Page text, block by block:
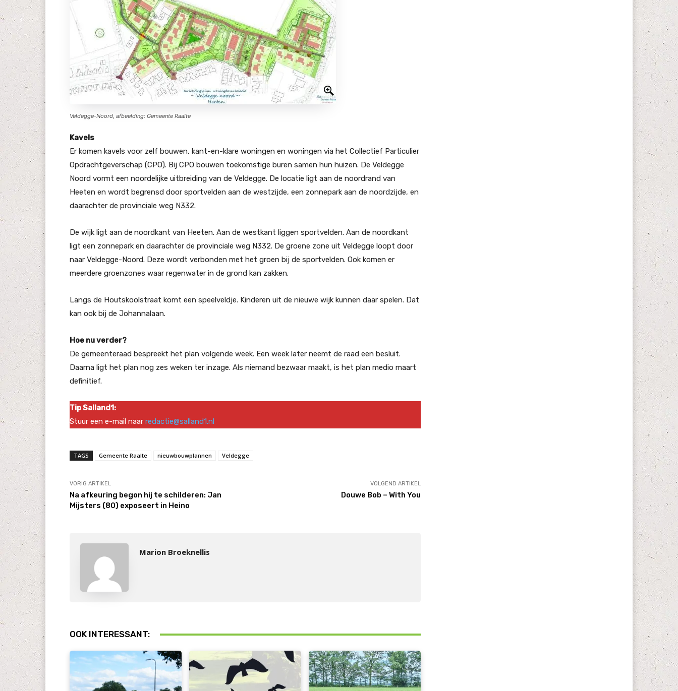
Veldegge-Noord, afbeelding: Gemeente Raalte
Kavels
Er komen kavels voor zelf bouwen, kant-en-klare woningen en woningen via het Collectief Particulier
Opdrachtgeverschap (CPO). Bij CPO bouwen toekomstige buren samen hun huizen. De Veldegge
Noord vormt een noordelijke uitbreiding van de Veldegge. De locatie ligt aan de noordrand van
Heeten en wordt begrensd door sportvelden aan de westzijde, een zonnepark aan de noordzijde, en
daarachter de provinciale weg N332.
De wijk ligt aan de noordkant van Heeten. Aan de westkant liggen sportvelden. Aan de noordkant
ligt een zonnepark en daarachter de provinciale weg N332. De groene zone uit Veldegge loopt door
naar Veldegge-Noord. Deze wordt verbonden met het groen bij de sportvelden. Ook komen er
meerdere groenzones waar regenwater in de grond kan zakken.
Langs de Houtskoolstraat komt een speelveldje. Kinderen uit de nieuwe wijk kunnen daar spelen. Dat
kan ook bij de Johannalaan.
Hoe nu verder?
De gemeenteraad bespreekt het plan volgende week. Een week later neemt de raad een besluit.
Daarna ligt het plan nog zes weken ter inzage. Als niemand bezwaar maakt, is het plan medio maart
definitief.
Tip Salland1:
Stuur een e-mail naar redactie@salland1.nl
TAGS Gemeente Raalte nieuwbouwplannen Veldegge
VORIG ARTIKEL
Na afkeuring begon hij te schilderen: Jan
Mijsters (80) exposeert in Heino
VOLGEND ARTIKEL
Douwe Bob – With You
Marion Broeknellis
OOK INTERESSANT: